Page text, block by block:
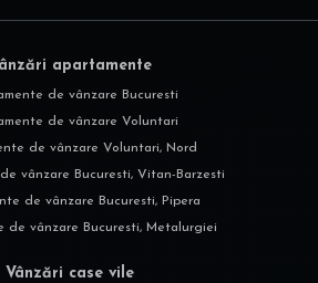
apartamente
de vânzare Bucuresti
de vânzare Voluntari
de vânzare Voluntari, Nord
vânzare Bucuresti, Vitan-Barzesti
de vânzare Bucuresti, Pipera
de vânzare Bucuresti, Metalurgiei
Vânzări case vile